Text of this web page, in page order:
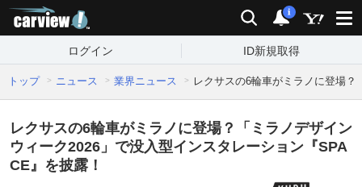
検索 通知
i
ログイン ID新規取得
トップ ニュース 業界ニュース レクサスの6輪車がミラノに登場
レクサスの6輪車がミラノに登場？「ミラノデザイン
ウィーク2026」で没入型インスタレーション『SPA
CE』を披露！